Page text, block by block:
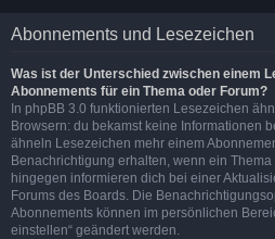
Abonnements und Lesezeichen
Was ist der Unterschied zwischen einem
Abonnements für ein Thema oder Forum?
In phpBB 3.0 funktionierten Lesezeichen
Browsern: du bekamst keine Informationen
ähneln Lesezeichen mehr einem
Benachrichtigung erhalten, wenn ein
hingegen informieren dich bei einer
Forums des Boards. Die
Abonnements können im persönlichen
einstellen“ geändert werden.